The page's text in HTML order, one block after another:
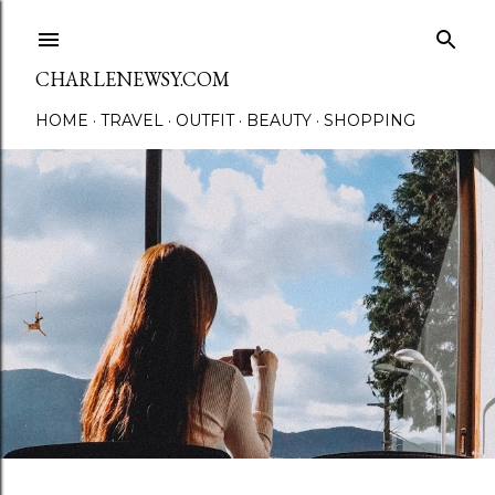
CHARLENEWSY.COM
HOME TRAVEL OUTFIT BEAUTY SHOPPING